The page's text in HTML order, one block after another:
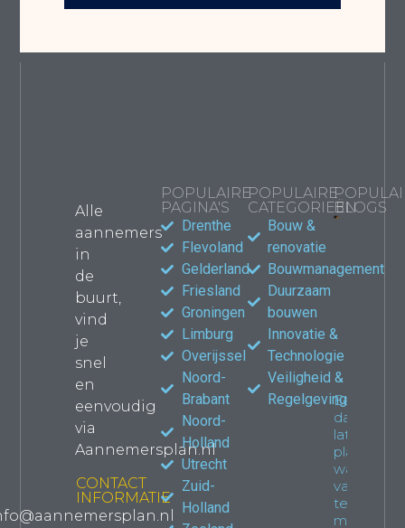
Alle
aannemers
in
de
buurt,
vind
je
snel
en
eenvoudig
via
Aannemersplan.nl
CONTACT
INFORMATIE
POPULAIRE
PAGINA'S
Drenthe
Flevoland
Gelderland
Friesland
Groningen
Limburg
Overijssel
Noord-
Brabant
Noord-
Holland
Utrecht
Zuid-
Holland
POPULAIRE
CATEGORIEËN
Bouw &
renovatie
Bouwmanagement
Duurzaam
bouwen
Innovatie &
Technologie
Veiligheid &
Regelgeving
BLOGS
jouw
Een
dakkapel
laten
plaatsen:
wat je
van
tevoren
moet